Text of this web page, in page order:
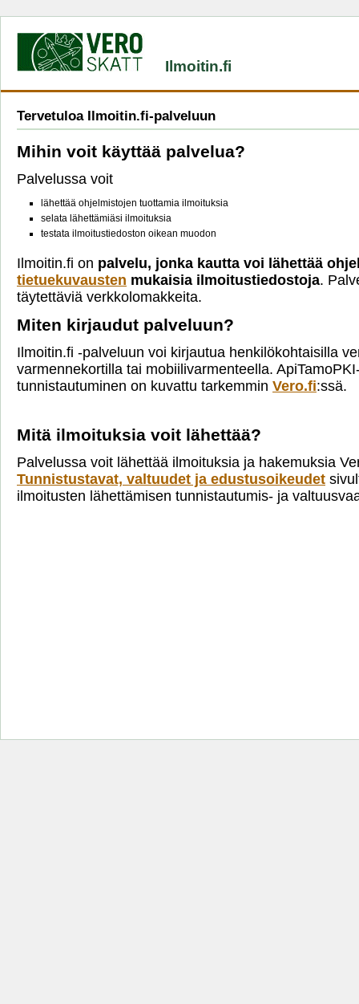
Ilmoitin.fi
Tervetuloa Ilmoitin.fi-palveluun
Mihin voit käyttää palvelua?
Palvelussa voit
lähettää ohjelmistojen tuottamia ilmoituksia
selata lähettämiäsi ilmoituksia
testata ilmoitustiedoston oikean muodon
Ilmoitin.fi on palvelu, jonka kautta voi lähettää
tietuekuvausten mukaisia ilmoitustiedostoja.
täytettäviä verkkolomakkeita.
Miten kirjaudut palveluun?
Ilmoitin.fi -palveluun voi kirjautua henkilökohtaisilla
varmennekortilla tai mobiilivarmenteella.
tunnistautuminen on kuvattu tarkemmin Vero.fi:ssä.
Mitä ilmoituksia voit lähettää?
Palvelussa voit lähettää ilmoituksia ja hakemuksia
Tunnistustavat, valtuudet ja edustusoikeudet
ilmoitusten lähettämisen tunnistautumis- ja